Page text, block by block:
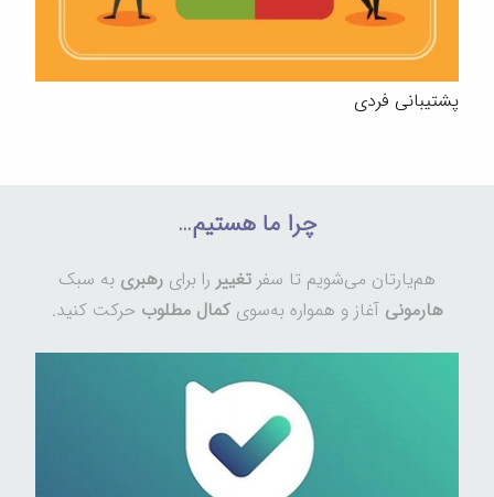
پشتیبانی فردی
چرا ما هستیم…
هم‌یارتان می‌شویم تا سفر تغییر را برای رهبری به سبک
هارمونی آغاز و همواره به‌سوی کمال مطلوب حرکت کنید.